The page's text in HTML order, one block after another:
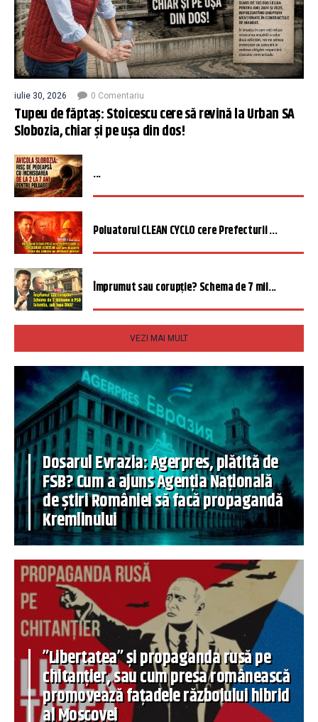
iulie 30, 2026 0 Comentariu
Tupeu de făptaș: Stoicescu cere să revină la Urban SA
Slobozia, chiar și pe ușa din dos!
...
Poluatorul CLEAN CYCLO cere Prefecturii ...
Împrumut sau corupție? Schema de 7 mil...
VEZI MAI MULT
Dosarul Evrazia: Agerpres, plătită de
FSB? Cum a ajuns Agenția Națională
de știri României să facă propagandă
Kremlinului
”Libertatea” și propaganda rusă pe
chitanțier, sau cum presa românească
promovează fațadele războiului hibrid
al Moscovei